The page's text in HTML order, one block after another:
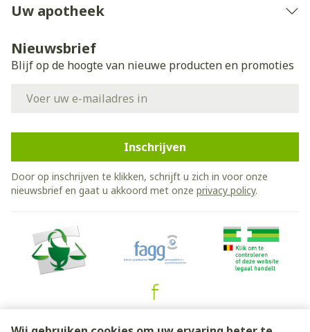
Uw apotheek
Nieuwsbrief
Blijf op de hoogte van nieuwe producten en promoties
Inschrijven
Door op inschrijven te klikken, schrijft u zich in voor onze
nieuwsbrief en gaat u akkoord met onze privacy policy.